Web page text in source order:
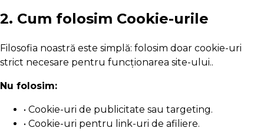
2. Cum folosim Cookie-urile
Filosofia noastră este simplă: folosim doar cookie-uri
strict necesare pentru funcționarea site-ului..
Nu folosim:
• Cookie-uri de publicitate sau targeting.
• Cookie-uri pentru link-uri de afiliere.